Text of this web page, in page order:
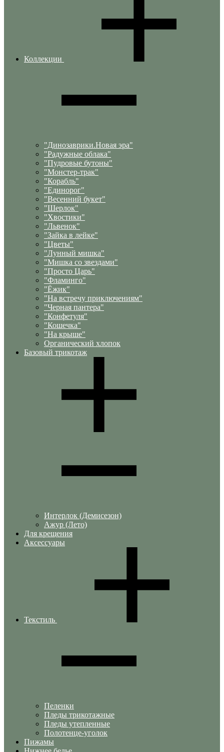
Коллекции
"Динозаврики.Новая эра"
"Радужные облака"
"Пудровые бутоны"
"Монстер-трак"
"Корабль"
"Единорог"
"Весенний букет"
"Шерлок"
"Хвостики"
"Львенок"
"Зайка в лейке"
"Цветы"
"Лунный мишка"
"Мишка со звездами"
"Просто Царь"
"Фламинго"
"Ёжик"
"На встречу приключениям"
"Черная пантера"
"Конфетуля"
"Кошечка"
"На крыше"
Органический хлопок
Базовый трикотаж
Интерлок (Демисезон)
Ажур (Лето)
Для крещения
Аксессуары
Текстиль
Пеленки
Пледы трикотажные
Пледы утепленные
Полотенце-уголок
Пижамы